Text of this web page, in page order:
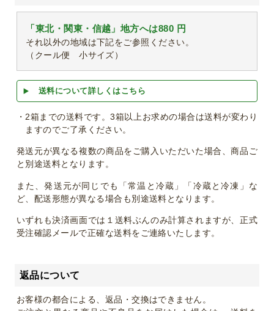
「東北・関東・信越」地方へは880 円
それ以外の地域は下記をご参照ください。
（クール便 小サイズ）
送料について詳しくはこちら
・2箱までの送料です。3箱以上お求めの場合は送料が変わり
ますのでご了承ください。
発送元が異なる複数の商品をご購入いただいた場合、商品ご
と別途送料となります。
また、発送元が同じでも「常温と冷蔵」「冷蔵と冷凍」な
ど、配送形態が異なる場合も別途送料となります。
いずれも決済画面では１送料ぶんのみ計算されますが、正式
受注確認メールで正確な送料をご連絡いたします。
返品について
お客様の都合による、返品・交換はできません。